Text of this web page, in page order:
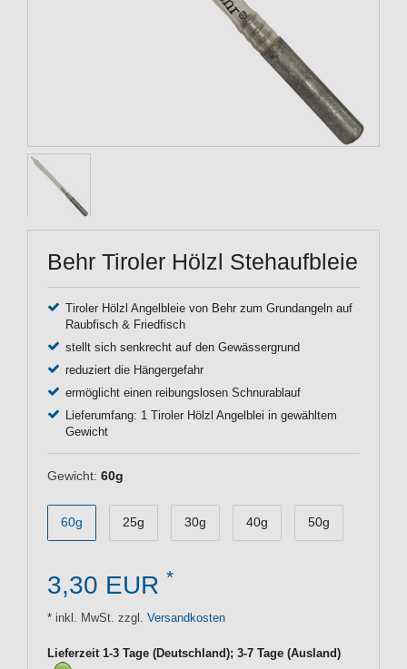
Behr Tiroler Hölzl Stehaufbleie
Tiroler Hölzl Angelbleie von Behr zum Grundangeln auf
Raubfisch & Friedfisch
stellt sich senkrecht auf den Gewässergrund
reduziert die Hängergefahr
ermöglicht einen reibungslosen Schnurablauf
Lieferumfang: 1 Tiroler Hölzl Angelblei in gewähltem
Gewicht
Gewicht: 60g
60g 25g 30g 40g 50g
3,30 EUR *
* inkl. MwSt. zzgl. Versandkosten
Lieferzeit 1-3 Tage (Deutschland); 3-7 Tage (Ausland)